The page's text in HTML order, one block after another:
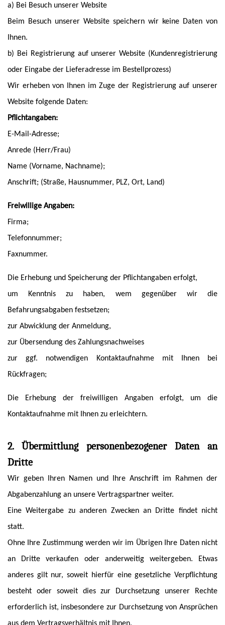
a) Bei Besuch unserer Website
Beim Besuch unserer Website speichern wir keine Daten von
Ihnen.
b) Bei Registrierung auf unserer Website (Kundenregistrierung
oder Eingabe der Lieferadresse im Bestellprozess)
Wir erheben von Ihnen im Zuge der Registrierung auf unserer
Website folgende Daten:
Pflichtangaben:
E-Mail-Adresse;
Anrede (Herr/Frau)
Name (Vorname, Nachname);
Anschrift; (Straße, Hausnummer, PLZ, Ort, Land)
Freiwillige Angaben:
Firma;
Telefonnummer;
Faxnummer.
Die Erhebung und Speicherung der Pflichtangaben erfolgt,
um Kenntnis zu haben, wem gegenüber wir die
Befahrungsabgaben festsetzen;
zur Abwicklung der Anmeldung,
zur Übersendung des Zahlungsnachweises
zur ggf. notwendigen Kontaktaufnahme mit Ihnen bei
Rückfragen;
Die Erhebung der freiwilligen Angaben erfolgt, um die
Kontaktaufnahme mit Ihnen zu erleichtern.
2. Übermittlung personenbezogener Daten an
Dritte
Wir geben Ihren Namen und Ihre Anschrift im Rahmen der
Abgabenzahlung an unsere Vertragspartner weiter.
Eine Weitergabe zu anderen Zwecken an Dritte findet nicht
statt.
Ohne Ihre Zustimmung werden wir im Übrigen Ihre Daten nicht
an Dritte verkaufen oder anderweitig weitergeben. Etwas
anderes gilt nur, soweit hierfür eine gesetzliche Verpflichtung
besteht oder soweit dies zur Durchsetzung unserer Rechte
erforderlich ist, insbesondere zur Durchsetzung von Ansprüchen
aus dem Vertragsverhältnis mit Ihnen.